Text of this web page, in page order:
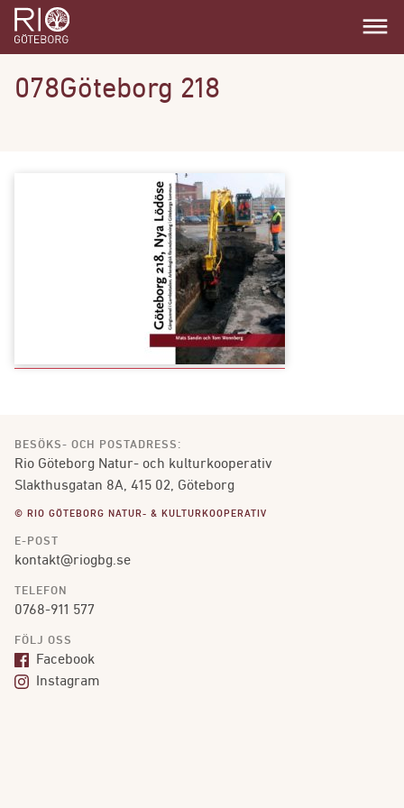
dehaze
078Göteborg 218
BESÖKS- OCH POSTADRESS:
Rio Göteborg Natur- och kulturkooperativ
Slakthusgatan 8A, 415 02, Göteborg
© RIO GÖTEBORG NATUR- & KULTURKOOPERATIV
E-POST
kontakt@riogbg.se
TELEFON
0768-911 577
FÖLJ OSS
Facebook
Instagram